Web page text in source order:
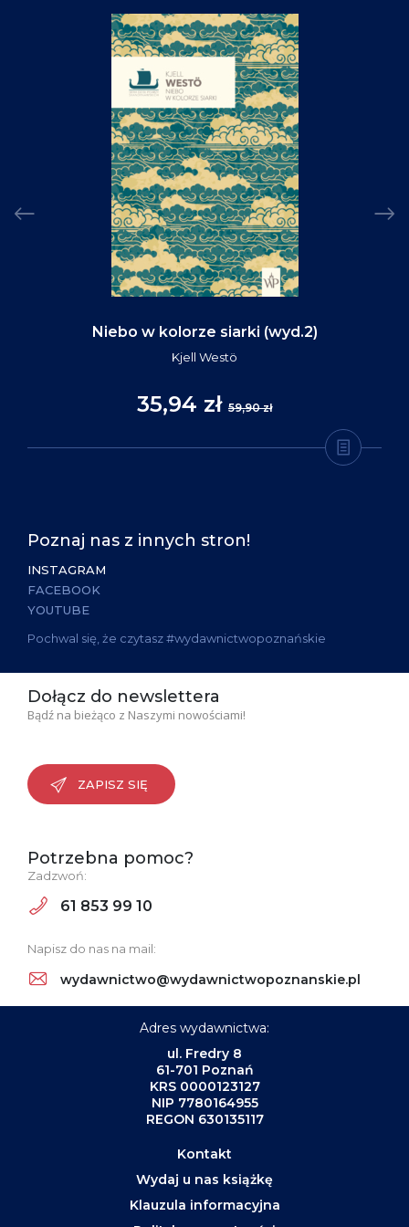
Niebo w kolorze siarki (wyd.2)
Kjell Westö
35,94 zł 59,90 zł
Poznaj nas z innych stron!
INSTAGRAM
FACEBOOK
YOUTUBE
Pochwal się, że czytasz #wydawnictwopoznańskie
Dołącz do newslettera
Bądź na bieżąco z Naszymi nowościami!
ZAPISZ SIĘ
Potrzebna pomoc?
Zadzwoń:
61 853 99 10
Napisz do nas na mail:
wydawnictwo@wydawnictwopoznanskie.pl
Adres wydawnictwa:
ul. Fredry 8
61-701 Poznań
KRS 0000123127
NIP 7780164955
REGON 630135117
Kontakt
Wydaj u nas książkę
Klauzula informacyjna